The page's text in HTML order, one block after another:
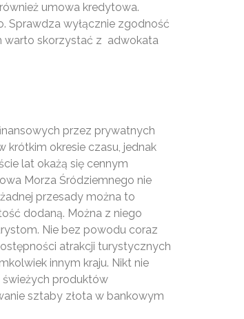
umowa kredytowa.
Sprawdza wyłącznie zgodność
warto skorzystać z adwokata
przez prywatnych
krótkim okresie czasu, jednak
lat okażą się cennym
Morza Śródziemnego nie
przesady można to
dodaną. Można z niego
Nie bez powodu coraz
atrakcji turystycznych
innym kraju. Nikt nie
świeżych produktów
sztaby złota w bankowym